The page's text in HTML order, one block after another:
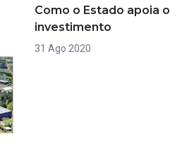
Como o Estado apoia o
investimento
31 Ago 2020